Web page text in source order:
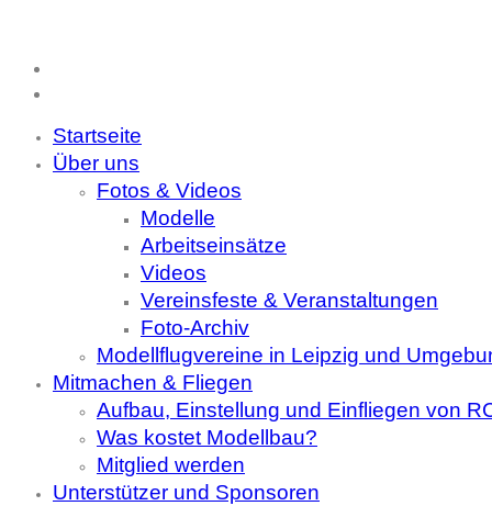
Startseite
Über uns
Fotos & Videos
Modelle
Arbeitseinsätze
Videos
Vereinsfeste & Veranstaltungen
Foto-Archiv
Modellflugvereine in Leipzig und
Mitmachen & Fliegen
Aufbau, Einstellung und Einfliegen von
Was kostet Modellbau?
Mitglied werden
Unterstützer und Sponsoren